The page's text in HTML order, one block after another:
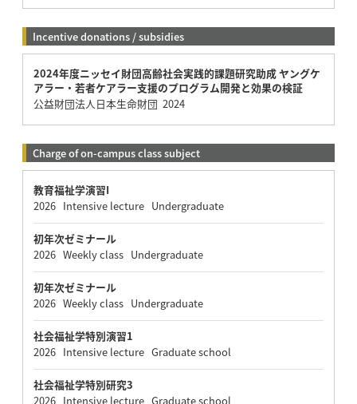
Incentive donations / subsidies
2024年度ニッセイ財団高齢社会実践的課題研究助成 ヤングケ
アラー・若者ケアラー支援のプログラム開発と効果の検証
公益財団法人日本生命財団 2024
Charge of on-campus class subject
教育福祉学演習I
2026 Intensive lecture Undergraduate
初年次ゼミナール
2026 Weekly class Undergraduate
初年次ゼミナール
2026 Weekly class Undergraduate
社会福祉学特別演習1
2026 Intensive lecture Graduate school
社会福祉学特別研究3
2026 Intensive lecture Graduate school